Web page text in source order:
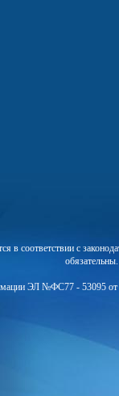
в соответствии с
ЭЛ №ФС77 - 53095